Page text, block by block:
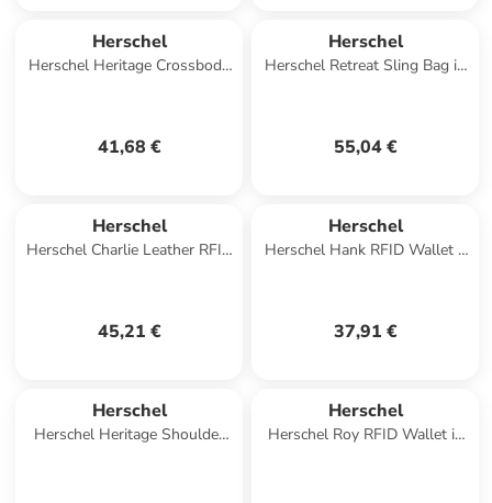
Herschel
Herschel Heritage Crossbody
41,68 €
Herschel
Herschel Retreat Sling Bag in
55,04 €
Herschel
Herschel Charlie Leather RFID
45,21 €
Herschel
Herschel Hank RFID Wallet II
37,91 €
Herschel
Herschel Heritage Shoulder
Herschel
Herschel Roy RFID Wallet in